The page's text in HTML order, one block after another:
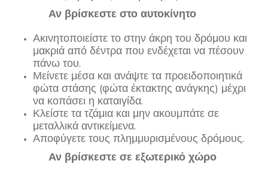
Αν βρίσκεστε στο αυτοκίνητο
Ακινητοποιείστε το στην άκρη του δρόμου και
μακριά από δέντρα που ενδέχεται να πέσουν
πάνω του.
Μείνετε μέσα και ανάψτε τα προειδοποιητικά
φώτα στάσης (φώτα έκτακτης ανάγκης) μέχρι
να κοπάσει η καταιγίδα.
Κλείστε τα τζάμια και μην ακουμπάτε σε
μεταλλικά αντικείμενα.
Αποφύγετε τους πλημμυρισμένους δρόμους.
Αν βρίσκεστε σε εξωτερικό χώρο